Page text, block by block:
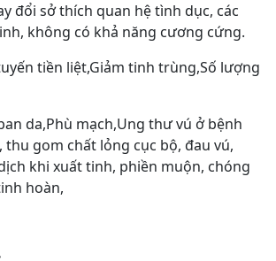
đổi sở thích quan hệ tình dục, các
không có khả năng cương cứng.
tiền liệt,Giảm tinh trùng,Số lượng
da,Phù mạch,Ung thư vú ở bệnh
thu gom chất lỏng cục bộ, đau vú,
khi xuất tinh, phiền muộn, chóng
hoàn,